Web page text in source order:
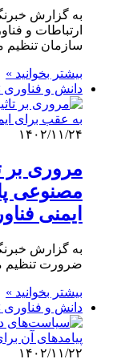
به گزارش
ارتباطات و
سازمان
بیشتر بخوانید »
دانش و فناوری
۱۴۰۲/۱۱/۲۴
مروری بر
مصنوعی
ایمنی
به گزارش
ضرورت تنظیم
بیشتر بخوانید »
دانش و فناوری
۱۴۰۲/۱۱/۲۲